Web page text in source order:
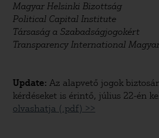
Magyar Helsinki Bizottság
Political Capital Institute
Társaság a Szabadságjogokért
Transparency International
Update: Az alapvető jogok
kérdéseket is érintő, július 22-én
olvashatja (.pdf) >>